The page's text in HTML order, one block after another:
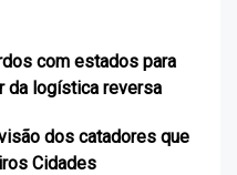
com estados para
da logística reversa
dos catadores que
Cidades